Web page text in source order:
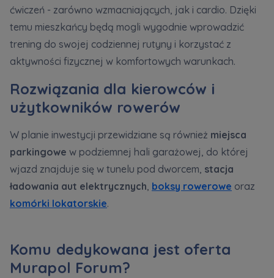
ćwiczeń - zarówno wzmacniających, jak i cardio. Dzięki
temu mieszkańcy będą mogli wygodnie wprowadzić
trening do swojej codziennej rutyny i korzystać z
aktywności fizycznej w komfortowych warunkach.
Rozwiązania dla kierowców i
użytkowników rowerów
W planie inwestycji przewidziane są również miejsca
parkingowe w podziemnej hali garażowej, do której
wjazd znajduje się w tunelu pod dworcem, stacja
ładowania aut elektrycznych, boksy rowerowe oraz
komórki lokatorskie.
Komu dedykowana jest oferta
Murapol Forum?